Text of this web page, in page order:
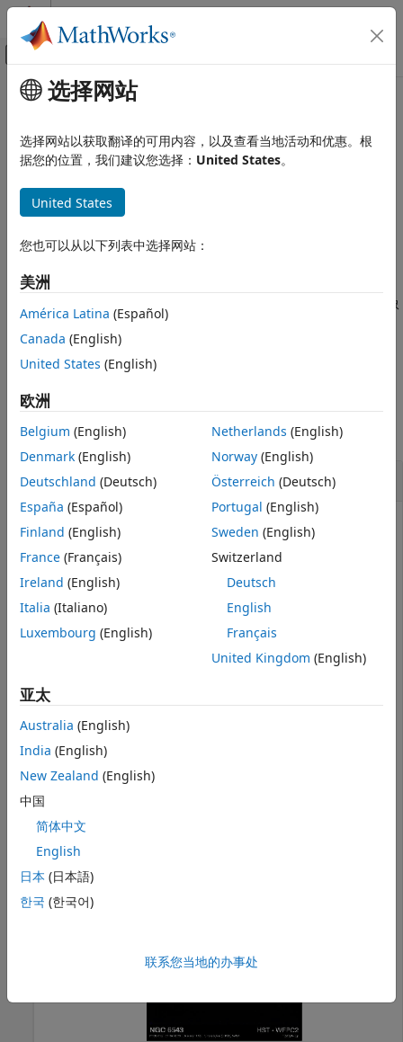
跳到内容
画布外导航菜单切换
文档主页
数据导入和分析
数据导入和导出
标准文件格式
readRGBAImage
本页内容
语法
描述
示例
输入参量
算法
版本历史记录
主要内容
readRGBAImage
使用 RGBA 接口读取图像
全页折叠
语法
[RGB,alpha] = readRGBAImage(t)
说明
RGB 对象
关联的 TIFF 文件中读取图像和 alpha 抠图数据。
示例
示例
全部折叠
获取图像数据和关联的 alpha 抠图
从 TIFF 文件获取所有图像数据及其关联的 alpha 抠图。
为图像文件创建一个 对象。
t = Tiff('example.tif' );
[RGB,A] = readRGBAImage(t);
显示图像。
imshow(RGB)
选择网站
选择网站以获取翻译的可用内容，以及查看当地活动和优惠。根
据您的位置，我们建议您选择： United States。
United States
您也可以从以下列表中选择网站：
美洲
América Latina (Español)
Canada (English)
United States (English)
欧洲
Belgium (English)
Denmark (English)
Deutschland (Deutsch)
España (Español)
Finland (English)
France (Français)
Ireland (English)
Italia (Italiano)
Luxembourg (English)
Netherlands (English)
Norway(English)
Österreich (Deutsch)
Portugal (English)
Sweden (English)
Switzerland
Deutsch
English
Français
United Kingdom (English)
亚太
Australia (English)
India (English)
New Zealand (English)
中国
简体中文
English
日本 (日本語)
한국 (한국어)
联系您当地的办事处